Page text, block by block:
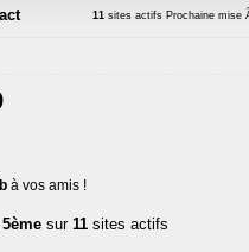
11 sites actifs Prochaine mise
à vos amis !
5èmesur 11sites actifs